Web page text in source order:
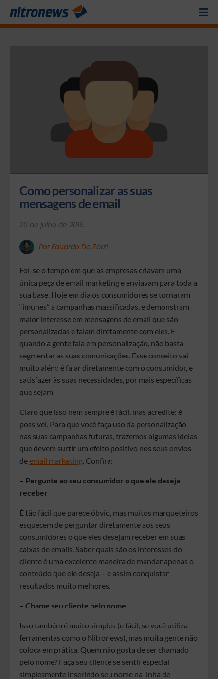
Como personalizar as suas
mensagens de email
20 de julho de 2016.
Por Eduardo De Zorzi
Foi-se o tempo em que as empresas criavam uma
única peça de email marketing e enviavam para toda a
sua base. Hoje em dia os consumidores se tornaram
“imunes” a campanhas massificadas, e demonstram
maior interesse em mensagens de email que são
personalizadas e falam diretamente com eles. E
quando a gente fala em personalização, não basta
segmentar as suas comunicações. Esse conceito vai
muito além: é falar diretamente com o consumidor, e
satisfazer às suas necessidades, por mais específicas
que sejam.
Claro que isso nem sempre é fácil, mas acredite: é
possível. Para que você faça uso da personalização
nas suas campanhas futuras, trazemos algumas ideias
que devem surtir um efeito positivo nos seus envios
deemail marketing . Confira:
– Pergunte ao seu consumidor o que ele deseja
receber
É tão fácil que parece óbvio, mas muitos marqueteiros
esquecem de perguntar diretamente aos seus
consumidores o que eles desejam receber em suas
caixas de emails. Saber quais são os interesses do
cliente é uma excelente maneira de mandar apenas o
conteúdo que ele deseja – e assim conquistar
resultados muito melhores.
– Chame seu cliente pelo nome
Isso também é muito simples (e fácil, se você utiliza
ferramentas como o Nitronews), mas muita gente não
coloca em prática. Quem não gosta de ser chamado
pelo nome? Faça seu cliente se sentir especial
simplesmente inserindo seu nome na linha de